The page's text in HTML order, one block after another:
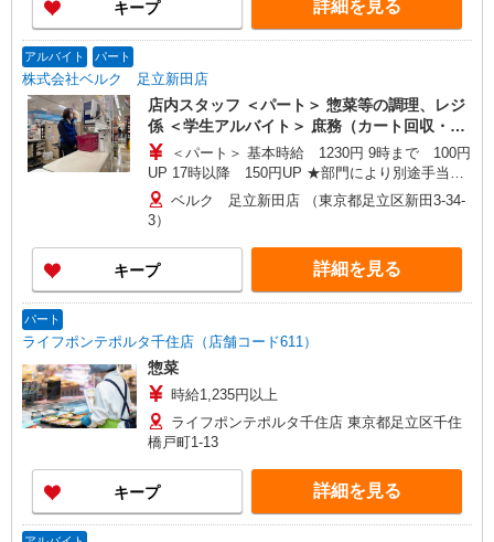
戸田市、新座市、 八潮市、越谷市、所沢市、富士
見市、三芳町、ふじみ野市、狭山市、川越市、入
市、上尾市、北本市、坂戸市、鶴ヶ島市、毛呂山
町、東松山市、鴻巣市、行田市、 羽生市、加須
市、熊谷市、深谷市、本庄市、上里町、秩父市、
三郷市、寄居町、和光市、白岡市 ＜東京都＞ 江戸
川区、足立区、町田市、八王子市、青梅市、東大
和市、葛飾区、練馬区 ＜神奈川県＞ 横浜市鶴見
区、横浜市都筑区、座間市、伊勢原市、相模原市
中央区、秦野市、厚木市 ＜千葉県＞ 市川市、松戸
市、千葉市中央区、鎌ケ谷市、印西市、佐倉市、
白井市、船橋市、我孫子市、浦安市、富里市 ＜群
馬県＞ 高崎市、前橋市、藤岡市、伊勢崎市、太田
＞古河市 ＜栃木県＞佐野市、小山市
キープ 詳細を見る
アルバイト パート
株式会社ベルク 足立新田店
店内スタッフ ＜パート＞ 惣菜等の調理、レジ
係 ＜学生アルバイト＞ 庶務（カート回収・清
掃、他）＜パート＞ 基本時給 1230円 9時まで 100円
UP 17時以降 150円UP ★部門により別途手当が
つく場合あり ＜学生アルバイト＞ 17時まで 基
本時給1230円 17時以降 時給1280円（一律夜間
手当含む） ※22時以降は18歳以上（高校生不可）
※22時以降 基本時給より25％UP ★評価制度で
時給UP！ ★パートは日・祝日は更に時給100円
UP！ 上記時間帯は募集時間ではありません。募
ベルク 足立新田店 （東京都足立区新田3-34-
3）
キープ 詳細を見る
パート
ライフポンテポルタ千住店（店舗コード611）
惣菜
時給1,235円以上
ライフポンテポルタ千住店 東京都足立区千住
橋戸町1-13
キープ 詳細を見る